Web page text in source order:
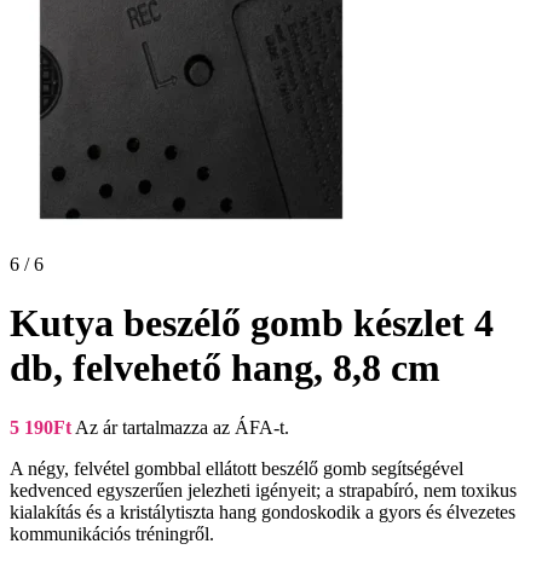
6 / 6
Kutya beszélő gomb készlet 4
db, felvehető hang, 8,8 cm
5 190Ft Az ár tartalmazza az ÁFA-t.
A négy, felvétel gombbal ellátott beszélő gomb segítségével
kedvenced egyszerűen jelezheti igényeit; a strapabíró, nem toxikus
kialakítás és a kristálytiszta hang gondoskodik a gyors és élvezetes
kommunikációs tréningről.